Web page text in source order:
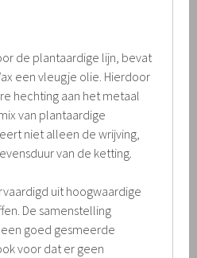
de plantaardige lijn, bevat
een vleugje olie. Hierdoor
hechting aan het metaal
van plantaardige
niet alleen de wrijving,
van de ketting.
uit hoogwaardige
De samenstelling
goed gesmeerde
voor dat er geen